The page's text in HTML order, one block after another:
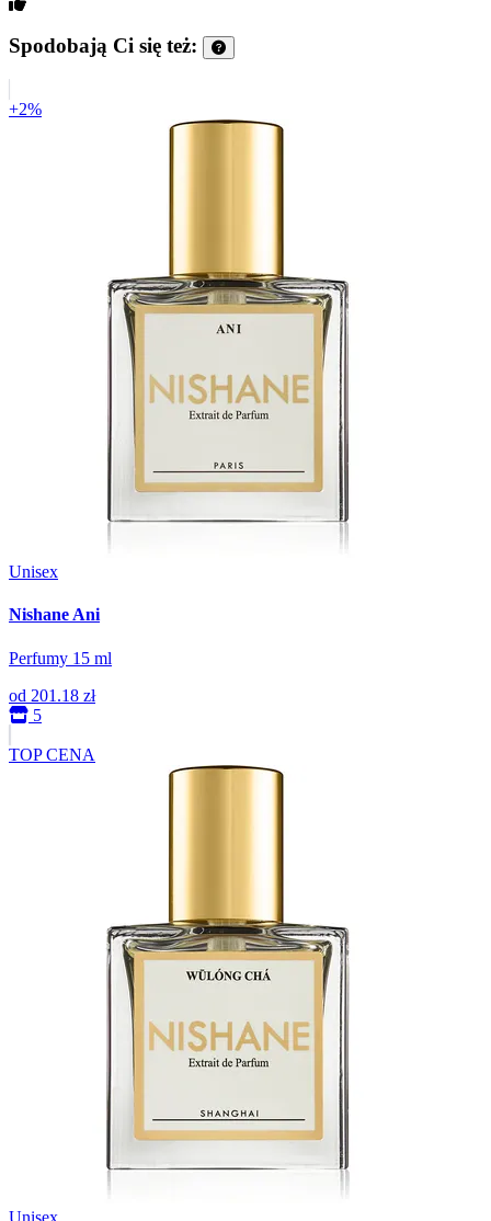
Spodobają Ci się też:
+2%
Unisex
Nishane Ani
Perfumy 15 ml
od 201.18 zł
5
TOP CENA
Unisex